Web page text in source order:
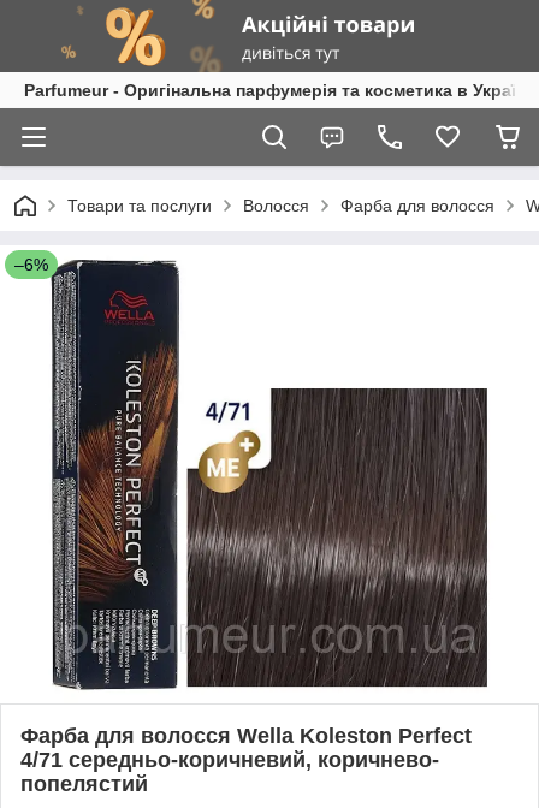
Parfumeur - Оригінальна парфумерія та косметика в Україні
Товари та послуги Волосся Фарба для волосся
–6%
Фарба для волосся Wella Koleston Perfect
4/71 середньо-коричневий, коричнево-
попелястий